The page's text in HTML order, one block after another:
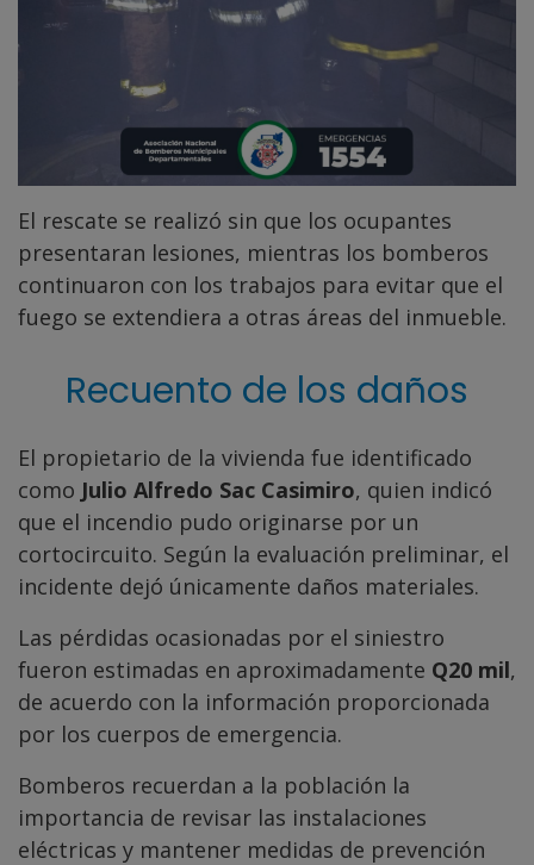
El rescate se realizó sin que los ocupantes
presentaran lesiones, mientras los bomberos
continuaron con los trabajos para evitar que el
fuego se extendiera a otras áreas del inmueble.
Recuento de los daños
El propietario de la vivienda fue identificado
como Julio Alfredo Sac Casimiro, quien indicó
que el incendio pudo originarse por un
cortocircuito. Según la evaluación preliminar, el
incidente dejó únicamente daños materiales.
Las pérdidas ocasionadas por el siniestro
fueron estimadas en aproximadamente Q20 mil,
de acuerdo con la información proporcionada
por los cuerpos de emergencia.
Bomberos recuerdan a la población la
importancia de revisar las instalaciones
eléctricas y mantener medidas de prevención